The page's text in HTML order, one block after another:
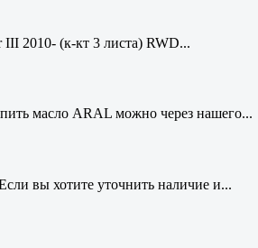
III 2010- (к-кт 3 листа) RWD...
масло ARAL можно через нашего...
вы хотите уточнить наличие и...